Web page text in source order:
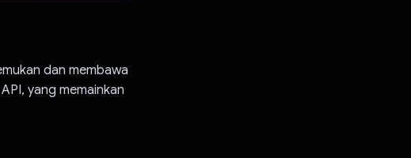
dan membawa
yang memainkan